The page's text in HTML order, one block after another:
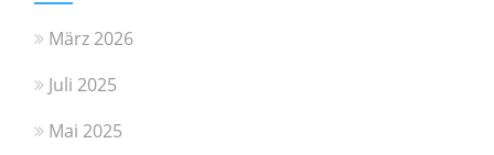
März 2026
Juli 2025
Mai 2025